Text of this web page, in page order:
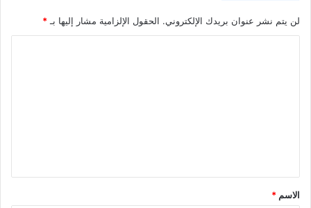
لن يتم نشر عنوان بريدك الإلكتروني. الحقول الإلزامية مشار إليها بـ *
*
الاسم *